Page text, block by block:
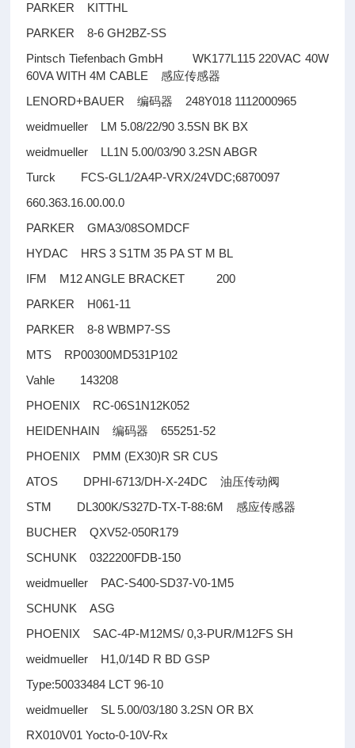
PARKER KITTHL
PARKER 8-6 GH2BZ-SS
Pintsch Tiefenbach GmbH WK177L115 220VAC 40W
60VA WITH 4M CABLE感应传感器
LENORD+BAUER编码器
248Y018 1112000965
weidmueller LM 5.08/22/90 3.5SN BK BX
weidmueller LL1N 5.00/03/90 3.2SN ABGR
Turck FCS-GL1/2A4P-VRX/24VDC;6870097
660.363.16.00.00.0
PARKER GMA3/08SOMDCF
HYDAC HRS 3 S1TM 35 PA ST M BL
IFM M12 ANGLE BRACKET 200
PARKER H061-11
PARKER 8-8 WBMP7-SS
MTS RP00300MD531P102
Vahle 143208
PHOENIX RC-06S1N12K052
HEIDENHAIN编码器
655251-52
PHOENIX PMM (EX30)R SR CUS
ATOS DPHI-6713/DH-X-24DC油压传动阀
STM DL300K/S327D-TX-T-88:6M感应传感器
BUCHER QXV52-050R179
SCHUNK 0322200FDB-150
weidmueller PAC-S400-SD37-V0-1M5
SCHUNK ASG
PHOENIX SAC-4P-M12MS/ 0,3-PUR/M12FS SH
weidmueller H1,0/14D R BD GSP
Type:50033484 LCT 96-10
weidmueller SL 5.00/03/180 3.2SN OR BX
RX010V01 Yocto-0-10V-Rx